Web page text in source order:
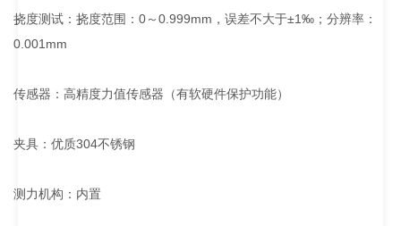
挠度测试：挠度范围：0～0.999mm，误差不大于±1‰；分辨率：
0.001mm
传感器：高精度力值传感器（有软硬件保护功能）
夹具：优质304不锈钢
测力机构：内置